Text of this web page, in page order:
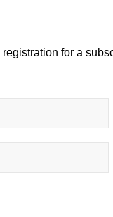
registration for a